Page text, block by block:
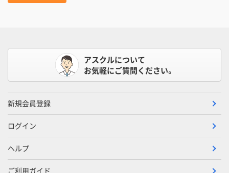
アスクルについて
お気軽にご質問ください。
新規会員登録
ログイン
ヘルプ
ご利用ガイド